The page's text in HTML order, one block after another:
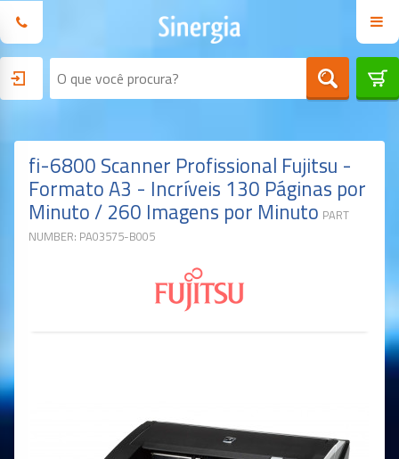
fi-6800 Scanner Profissional Fujitsu -
Formato A3 - Incríveis 130 Páginas por
Minuto / 260 Imagens por Minuto PART
NUMBER: PA03575-B005